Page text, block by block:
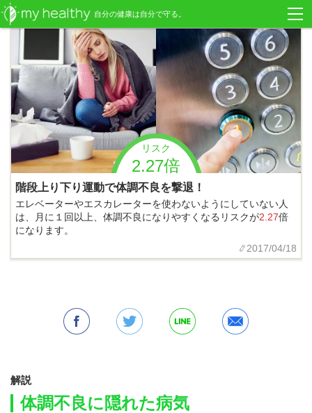
リスク
2.27倍
階段上り下り運動で体調不良を撃退！
エレベーターやエスカレーターを使わないようにしていない人
は、月に１回以上、体調不良になりやすくなるリスクが2.27倍
になります。
2017/04/18
解説
体調不良に隠れた病気
自分の健康は自分で守る。